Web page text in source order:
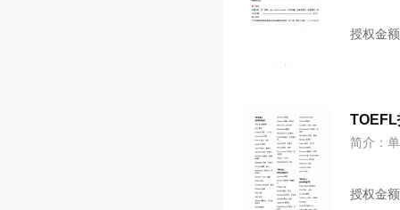
授权金
TOEFL
简介：
授权金